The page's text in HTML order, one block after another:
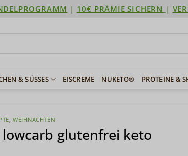
| 10€ PRÄMIE SICHERN |
& SÜSSES EISCREME NUKETO® PROTEINE &
,WEIHNACHTEN
glutenfrei keto